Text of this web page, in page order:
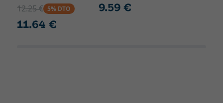
12.25 € 5% DTO
11.64 €
9.59 €